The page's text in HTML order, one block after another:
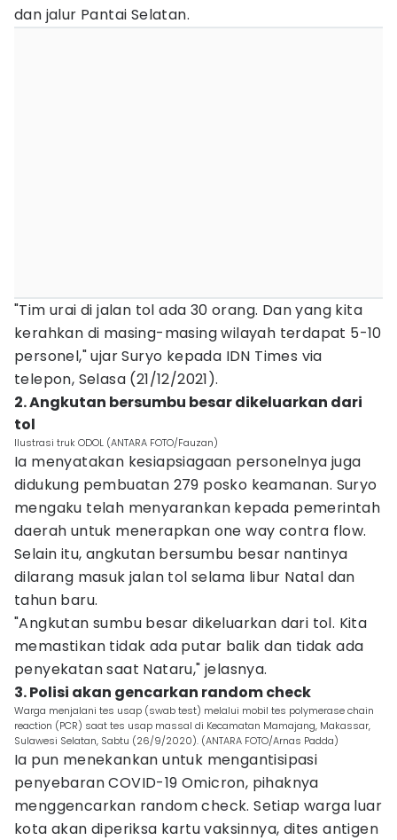
dan jalur Pantai Selatan.
"Tim urai di jalan tol ada 30 orang. Dan yang kita
kerahkan di masing-masing wilayah terdapat 5-10
personel," ujar Suryo kepada IDN Times via
telepon, Selasa (21/12/2021).
2. Angkutan bersumbu besar dikeluarkan dari
tol
Ilustrasi truk ODOL (ANTARA FOTO/Fauzan)
Ia menyatakan kesiapsiagaan personelnya juga
didukung pembuatan 279 posko keamanan. Suryo
mengaku telah menyarankan kepada pemerintah
daerah untuk menerapkan one way contra flow.
Selain itu, angkutan bersumbu besar nantinya
dilarang masuk jalan tol selama libur Natal dan
tahun baru.
"Angkutan sumbu besar dikeluarkan dari tol. Kita
memastikan tidak ada putar balik dan tidak ada
penyekatan saat Nataru," jelasnya.
3. Polisi akan gencarkan random check
Warga menjalani tes usap (swab test) melalui mobil tes polymerase chain
reaction (PCR) saat tes usap massal di Kecamatan Mamajang, Makassar,
Sulawesi Selatan, Sabtu (26/9/2020). (ANTARA FOTO/Arnas Padda)
Ia pun menekankan untuk mengantisipasi
penyebaran COVID-19 Omicron, pihaknya
menggencarkan random check. Setiap warga luar
kota akan diperiksa kartu vaksinnya, dites antigen